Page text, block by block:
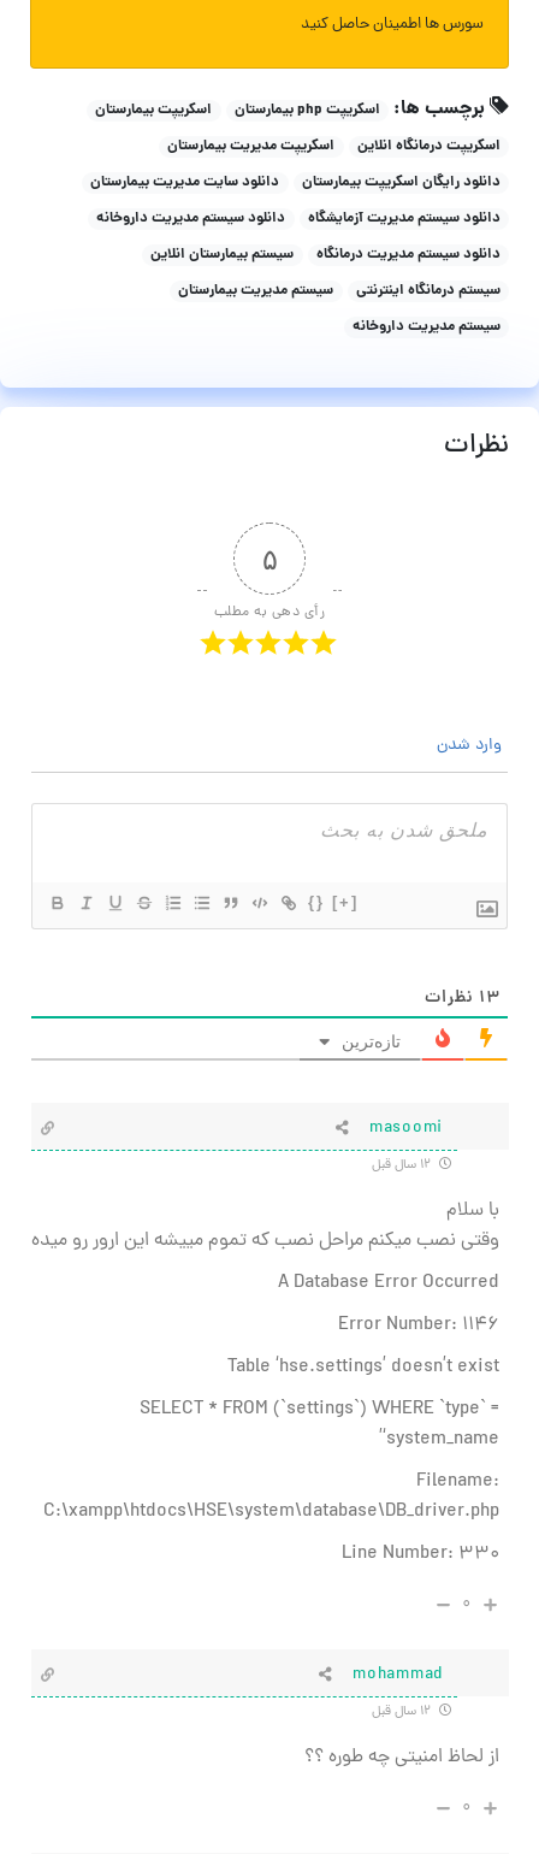
سورس ها اطمینان حاصل کنید
برچسب ها: اسکریپت php بیمارستان
اسکریپت بیمارستان
اسکریپت درمانگاه انلاین
اسکریپت مدیریت بیمارستان
دانلود رایگان اسکریپت بیمارستان
دانلود سایت مدیریت بیمارستان
دانلود سیستم مدیریت آزمایشگاه
دانلود سیستم مدیریت داروخانه
دانلود سیستم مدیریت درمانگاه
سیستم بیمارستان انلاین
سیستم درمانگاه اینترنتی
سیستم مدیریت بیمارستان
سیستم مدیریت داروخانه
نظرات
۵
رأی دهی به مطلب
وارد شدن
{} [+]
۱۳ نظرات
تازه‌ترین
masoomi
با سلام
وقتی نصب میکنم مراحل نصب که تموم مییشه این ارور رو میده
A Database Error Occurred
Error Number: 1146
Table ‘hse.settings’ doesn’t exist
SELECT * FROM (`settings`) WHERE `type` =
‘system_name’
Filename:
C:\xampp\htdocs\HSE\system\database\DB_driver.php
Line Number: 330
۰
mohammad
از لحاظ امنیتی چه طوره ؟؟
۰